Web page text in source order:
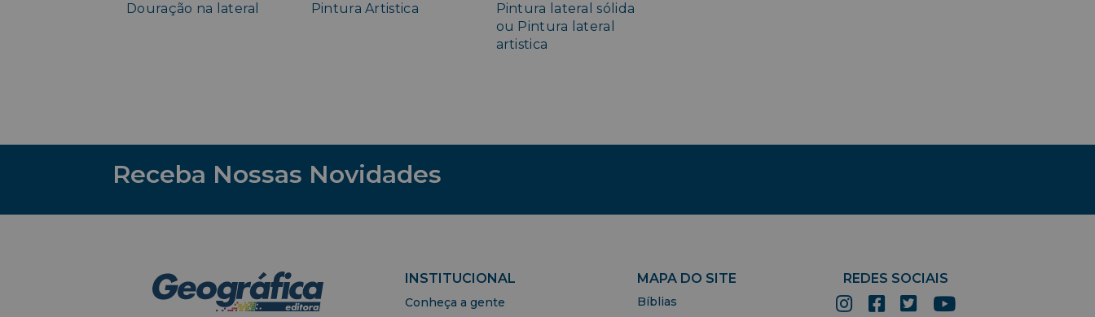
Douração na lateral
Pintura Artistica
Pintura lateral sólida
ou Pintura lateral
artistica
Receba Nossas Novidades
INSTITUCIONAL
Conheça a gente
MAPA DO SITE
Bíblias
REDES SOCIAIS